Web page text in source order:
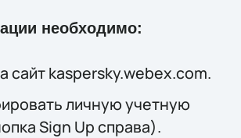
необходимо:
сайт kaspersky.webex.com.
личную учетную
Sign Up справа).